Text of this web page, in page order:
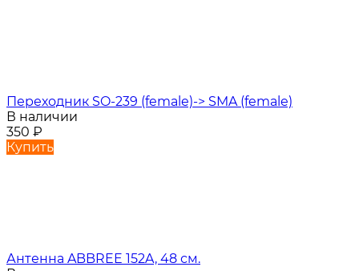
Переходник SO-239 (female)-> SMA (female)
В наличии
350 ₽
Купить
Антенна ABBREE 152A, 48 см.